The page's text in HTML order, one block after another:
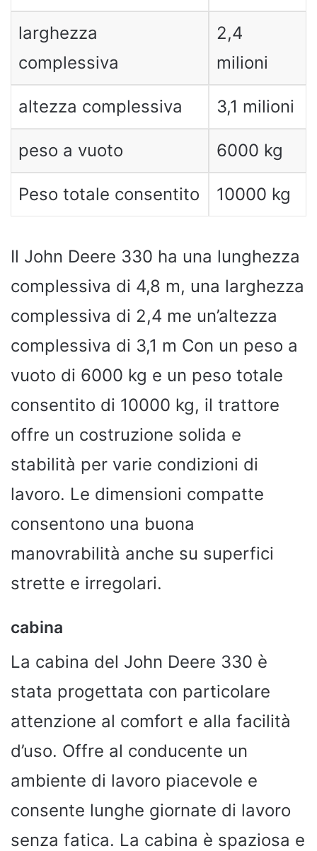
larghezza
complessiva
2,4
milioni
altezza complessiva 3,1 milioni
peso a vuoto 6000 kg
Peso totale consentito 10000 kg
Il John Deere 330 ha una lunghezza
complessiva di 4,8 m, una larghezza
complessiva di 2,4 me un’altezza
complessiva di 3,1 m Con un peso a
vuoto di 6000 kg e un peso totale
consentito di 10000 kg, il trattore
offre un costruzione solida e
stabilità per varie condizioni di
lavoro. Le dimensioni compatte
consentono una buona
manovrabilità anche su superfici
strette e irregolari.
cabina
La cabina del John Deere 330 è
stata progettata con particolare
attenzione al comfort e alla facilità
d’uso. Offre al conducente un
ambiente di lavoro piacevole e
consente lunghe giornate di lavoro
senza fatica. La cabina è spaziosa e